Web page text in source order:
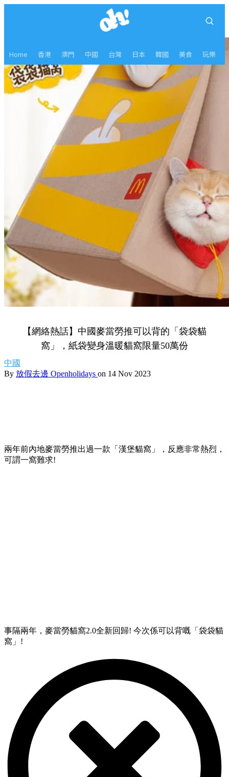
Home 香港 澳門 中國 台灣 日本 韓國 美食 玩樂
【網絡熱話】中國麥當勞推可以背的「袋袋貓
窩」，紙袋變身溫暖貓窩限量50萬份
中國
By 放假去邊 Openholidays on 14 Nov 2023
兩年前內地麥當勞推出過一款「漢堡貓窩」，反應非常熱烈，
可謂一窩難求!
事隔兩年，麥當勞貓窩2.0全新回歸! 今次係可以背嘅「袋袋貓
窩」!